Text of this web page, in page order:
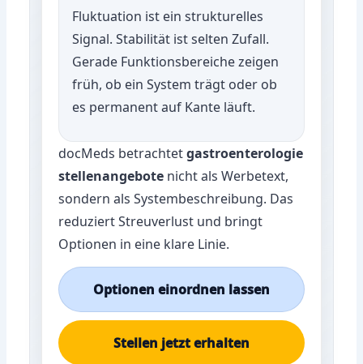
Fluktuation ist ein strukturelles
Signal. Stabilität ist selten Zufall.
Gerade Funktionsbereiche zeigen
früh, ob ein System trägt oder ob
es permanent auf Kante läuft.
docMeds betrachtetgastroenterologie
stellenangebote nicht als Werbetext,
sondern als Systembeschreibung. Das
reduziert Streuverlust und bringt
Optionen in eine klare Linie.
Optionen einordnen lassen
Stellen jetzt erhalten